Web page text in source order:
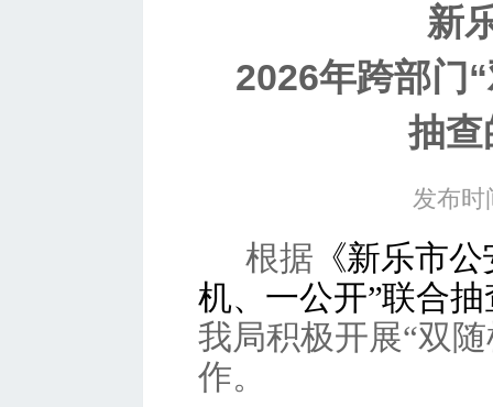
新
2026年跨部门
抽查
发布时
根据 《新乐市公
机、一公开”联合
我局积极开展“双
作。